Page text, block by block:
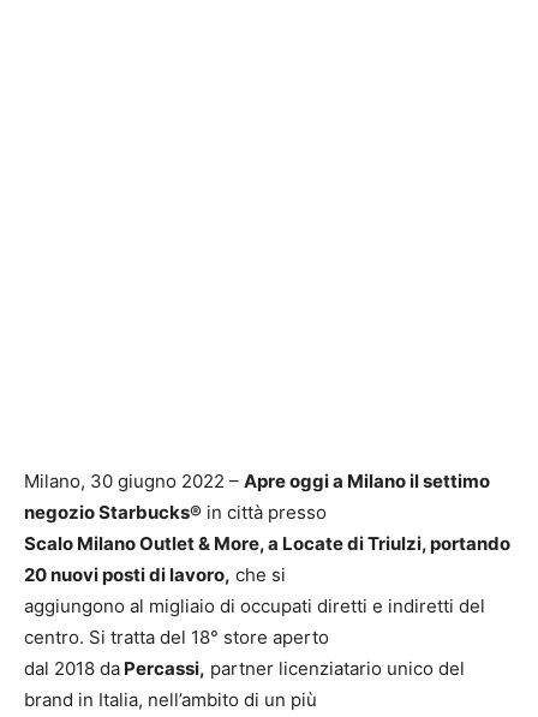
Milano, 30 giugno 2022 – Apre oggi a Milano il settimo
negozio Starbucks® in città presso
Scalo Milano Outlet & More, a Locate di Triulzi, portando
20 nuovi posti di lavoro, che si
aggiungono al migliaio di occupati diretti e indiretti del
centro. Si tratta del 18° store aperto
dal 2018 da Percassi, partner licenziatario unico del
brand in Italia, nell’ambito di un più